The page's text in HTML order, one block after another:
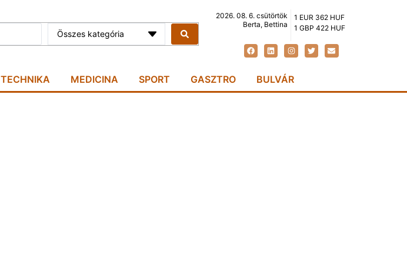
Összes kategória
2026. 08. 6. csütörtök
Berta, Bettina
1 EUR 362 HUF
1 GBP 422 HUF
TECHNIKA MEDICINA SPORT GASZTRO BULVÁR